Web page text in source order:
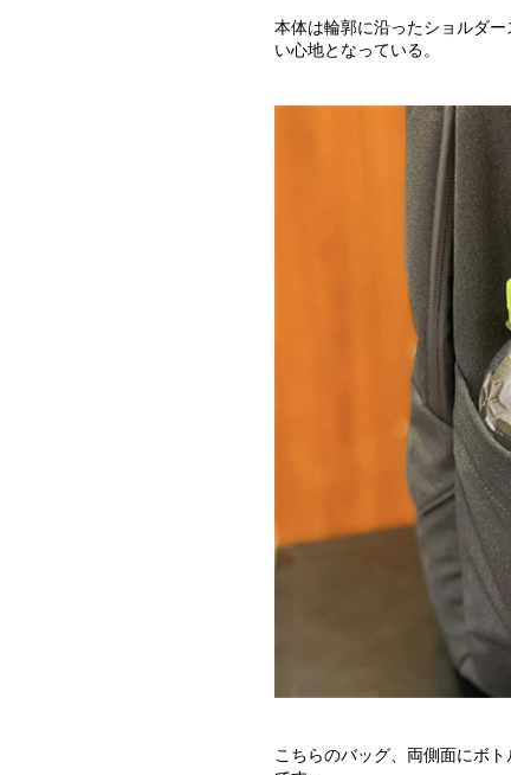
本体は輪郭に沿ったショルダ
い心地となっている。
こちらのバッグ、両側面にボ